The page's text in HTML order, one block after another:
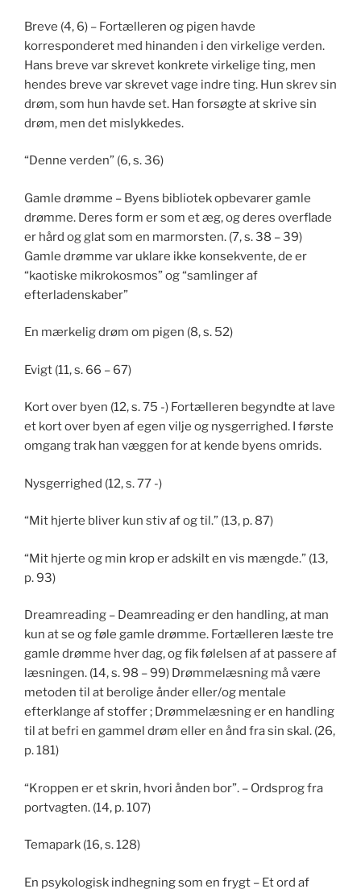
Breve (4, 6) – Fortælleren og pigen havde
korresponderet med hinanden i den virkelige verden.
Hans breve var skrevet konkrete virkelige ting, men
hendes breve var skrevet vage indre ting. Hun skrev sin
drøm, som hun havde set. Han forsøgte at skrive sin
drøm, men det mislykkedes.
“Denne verden” (6, s. 36)
Gamle drømme – Byens bibliotek opbevarer gamle
drømme. Deres form er som et æg, og deres overflade
er hård og glat som en marmorsten. (7, s. 38 – 39)
Gamle drømme var uklare ikke konsekvente, de er
“kaotiske mikrokosmos” og “samlinger af
efterladenskaber”
En mærkelig drøm om pigen (8, s. 52)
Evigt (11, s. 66 – 67)
Kort over byen (12, s. 75 -) Fortælleren begyndte at lave
et kort over byen af egen vilje og nysgerrighed. I første
omgang trak han væggen for at kende byens omrids.
Nysgerrighed (12, s. 77 -)
“Mit hjerte bliver kun stiv af og til.” (13, p. 87)
“Mit hjerte og min krop er adskilt en vis mængde.” (13,
p. 93)
Dreamreading – Deamreading er den handling, at man
kun at se og føle gamle drømme. Fortælleren læste tre
gamle drømme hver dag, og fik følelsen af at passere af
læsningen. (14, s. 98 – 99) Drømmelæsning må være
metoden til at berolige ånder eller/og mentale
efterklange af stoffer ; Drømmelæsning er en handling
til at befri en gammel drøm eller en ånd fra sin skal. (26,
p. 181)
“Kroppen er et skrin, hvori ånden bor”. – Ordsprog fra
portvagten. (14, p. 107)
Temapark (16, s. 128)
En psykologisk indhegning som en frygt – Et ord af